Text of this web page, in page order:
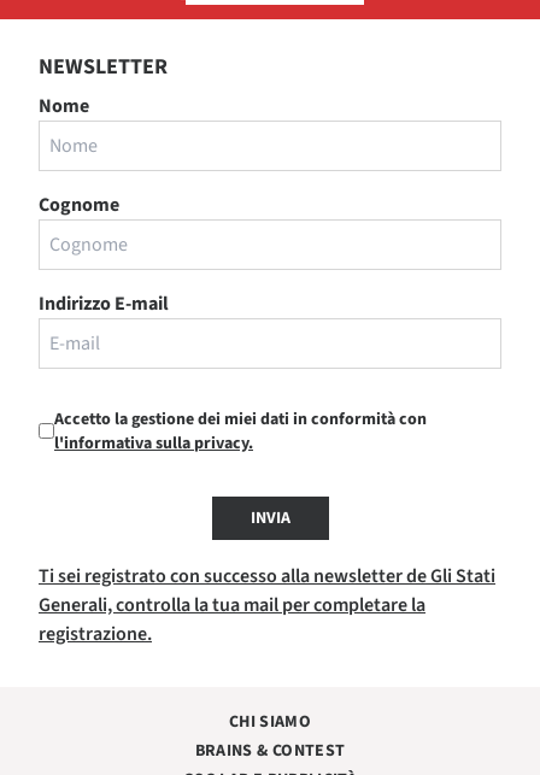
NEWSLETTER
Nome
Cognome
Indirizzo E-mail
Accetto la gestione dei miei dati in conformità con
l'informativa sulla privacy.
INVIA
Ti sei registrato con successo alla newsletter de Gli Stati
Generali, controlla la tua mail per completare la
registrazione.
CHI SIAMO
BRAINS & CONTEST